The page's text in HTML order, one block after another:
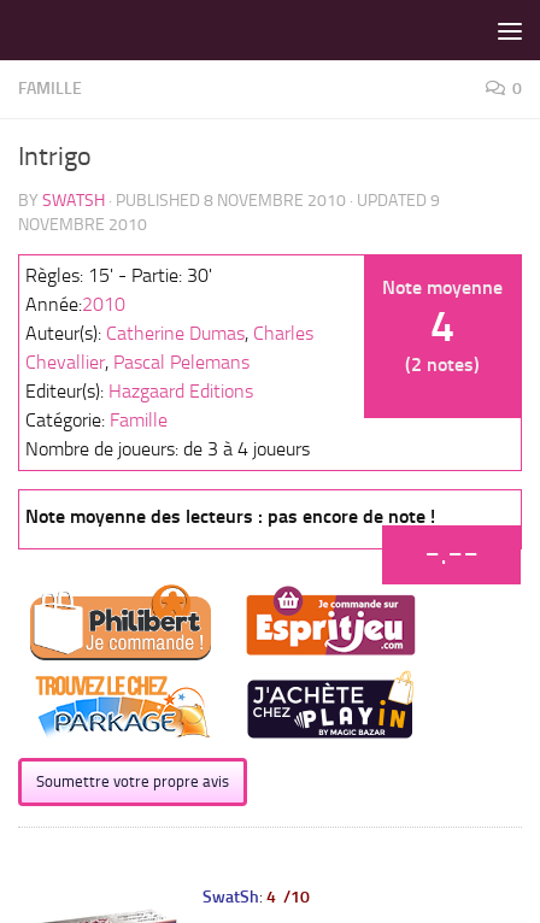
FAMILLE 0
Intrigo
BY SWATSH · PUBLISHED 8 NOVEMBRE 2010 · UPDATED 9
NOVEMBRE 2010
Note moyenne
4
(2 notes)
Règles: 15' - Partie: 30'
Année:2010
Auteur(s): Catherine Dumas, Charles
Chevallier, Pascal Pelemans
Editeur(s): Hazgaard Editions
Catégorie: Famille
Nombre de joueurs: de 3 à 4 joueurs
Note moyenne des lecteurs : pas encore de note !
-.--
Soumettre votre propre avis
SwatSh: 4 /10